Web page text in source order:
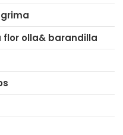
flor olla& barandilla